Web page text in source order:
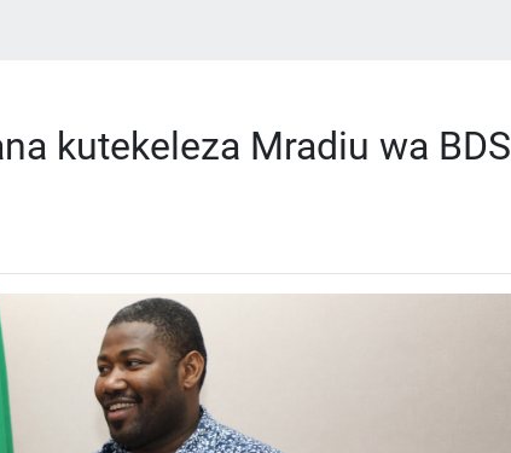
kutekeleza Mradiu wa BDS